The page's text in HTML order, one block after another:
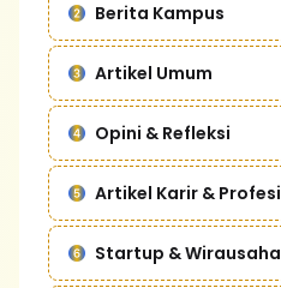
Berita Kampus
Artikel Umum
Opini & Refleksi
Artikel Karir & Profesi
Startup & Wirausaha